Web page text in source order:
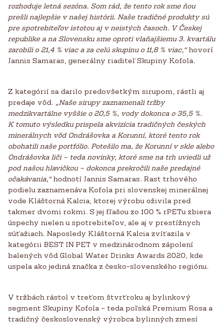
rozhoduje letná sezóna. Som rád, že tento rok sme ňou
prešli najlepšie v našej histórii. Naše tradičné produkty sú
pre spotrebiteľov istotou aj v neistých časoch. V Českej
republike a na Slovensku sme oproti vlaňajšiemu 3. kvartálu
zarobili o 21,4 % viac a za celú skupinu o 11,8 % viac,“hovorí
Jannis Samaras, generálny riaditeľ Skupiny Kofola.
Z kategórií sa darilo predovšetkým sirupom, rástli aj
predaje vôd. „Naše sirupy zaznamenali tržby
medzikvartálne vyššie o 20,5 %, vody dokonca o 35,5 %.
K tomuto výsledku prispela akvizícia tradičných českých
minerálnych vôd Ondrášovka a Korunní, ktoré tento rok
obohatili naše portfólio. Potešilo ma, že Korunní v skle alebo
Ondrášovka liči – teda novinky, ktoré sme na trh uviedli už
pod našou hlavičkou – dokonca prekročili naše predajné
očakávania,“hodnotí Jannis Samaras. Rast trhového
podielu zaznamenáva Kofola pri slovenskej minerálnej
vode Kláštorná Kalcia, ktorej výrobu oživila pred
takmer dvomi rokmi. S jej fľašou zo 100 % rPETu zbiera
úspechy nielen u spotrebiteľov, ale aj v prestížnych
súťažiach. Naposledy Kláštorná Kalcia zvíťazila v
kategórii BEST IN PET v medzinárodnom zápolení
balených vôd Global Water Drinks Awards 2020, kde
uspela ako jediná značka z česko-slovenského regiónu.
V tržbách rástol v treťom štvrťroku aj bylinkový
segment Skupiny Kofola – teda poľská Premium Rosa a
tradičný československý výrobca bylinných zmesí